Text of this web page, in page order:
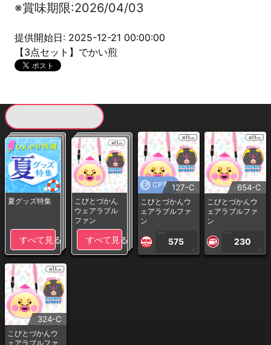
※賞味期限:2026/04/03
提供開始日: 2025-12-21 00:00:00
【3点セット】でかい煎
夏グッズ特集
すべて見る
こびとづかん
ウェアラブル
ファン
すべて見る
CP専用127-C
こびとづかんウ
ェアラブルファ
ン
1PLAY
575
CP
654-C
こびとづかんウ
ェアラブルファ
ン
1PLAY
230
CP
324-C
こびとづかんウ
ェアラブルファ